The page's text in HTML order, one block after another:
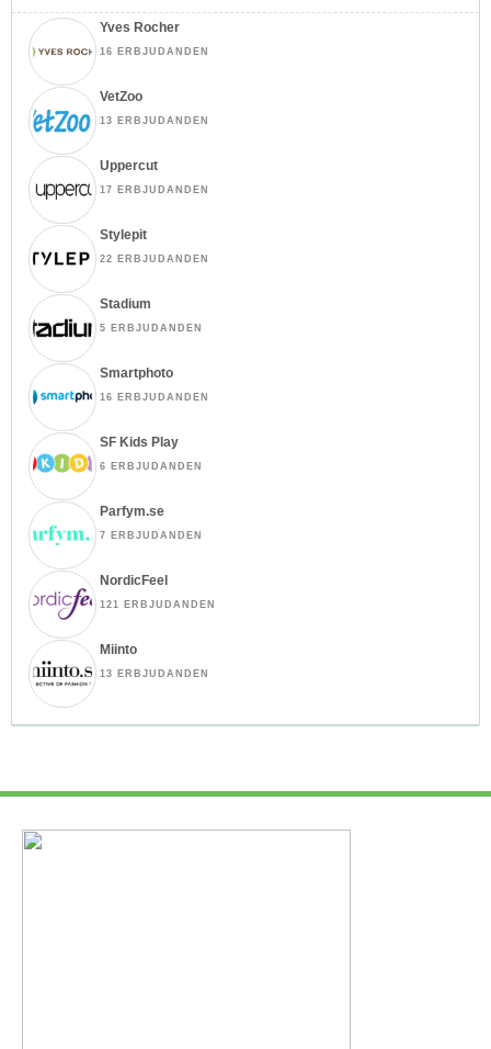
Yves Rocher
16 ERBJUDANDEN
VetZoo
13 ERBJUDANDEN
Uppercut
17 ERBJUDANDEN
Stylepit
22 ERBJUDANDEN
Stadium
5 ERBJUDANDEN
Smartphoto
16 ERBJUDANDEN
SF Kids Play
6 ERBJUDANDEN
Parfym.se
7 ERBJUDANDEN
NordicFeel
121 ERBJUDANDEN
Miinto
13 ERBJUDANDEN